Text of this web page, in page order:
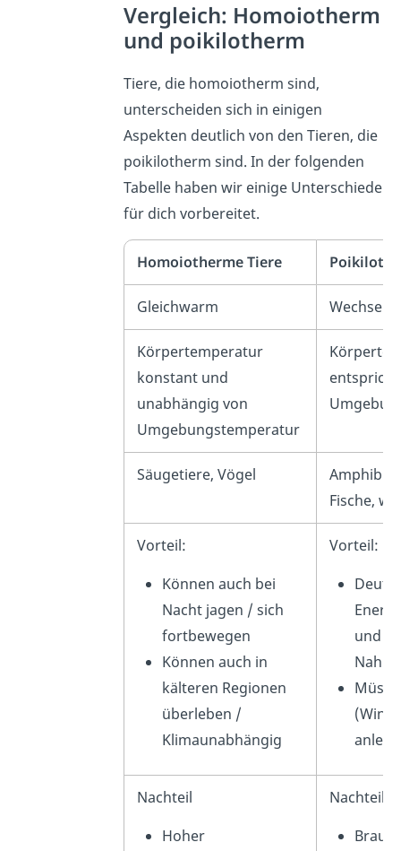
Vergleich: Homoiotherm
und poikilotherm
Tiere, die homoiotherm sind,
unterscheiden sich in einigen
Aspekten deutlich von den Tieren, die
poikilotherm sind. In der folgenden
Tabelle haben wir einige Unterschiede
für dich vorbereitet.
Homoiotherme Tiere
Gleichwarm
Körpertemperatur
konstant und
unabhängig von
Umgebungstemperatur
Säugetiere, Vögel
Fische,
Vorteil:
Können auch bei
Nacht jagen / sich
fortbewegen
Können auch in
kälteren Regionen
überleben /
Klimaunabhängig
Vorteil:
und
Nachteil
Hoher
Nachteil: